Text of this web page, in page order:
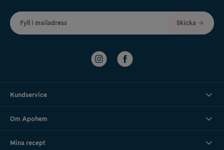
Fyll i mailadress Skicka
Kundservice
Om Apohem
Mina recept